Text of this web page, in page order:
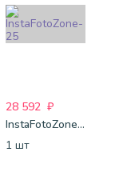
28 592 ₽
InstaFotoZone-25
1 шт